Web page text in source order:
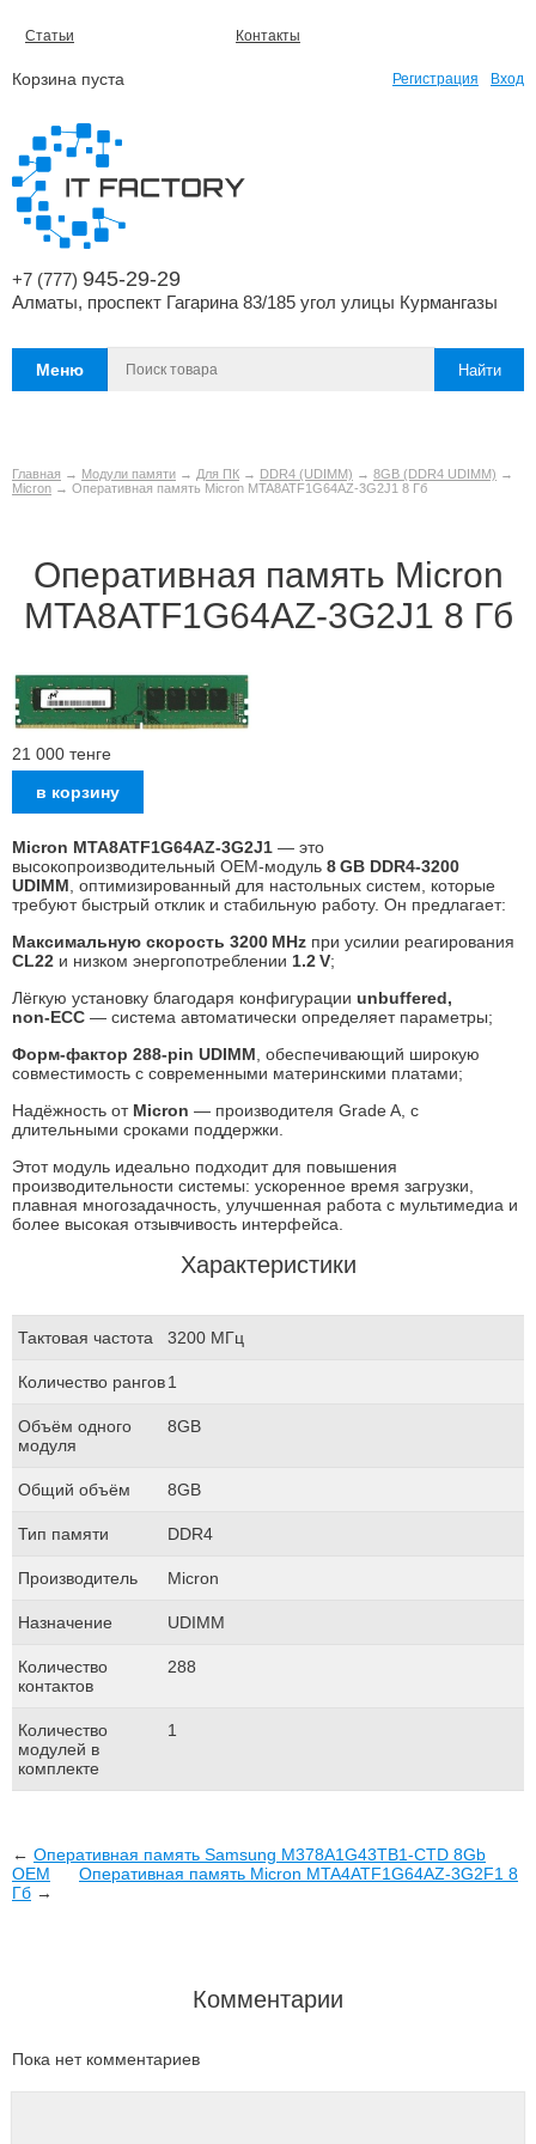
Статьи Контакты
Корзина пуста Регистрация Вход
+7 (777) 945-29-29
Алматы, проспект Гагарина 83/185 угол улицы Курмангазы
Меню
Главная → Модули памяти → Для ПК → DDR4 (UDIMM) → 8GB (DDR4 UDIMM) →
Micron → Оперативная память Micron MTA8ATF1G64AZ-3G2J1 8 Гб
Оперативная память Micron
MTA8ATF1G64AZ-3G2J1 8 Гб
21 000 тенге
Micron MTA8ATF1G64AZ‑3G2J1 — это
высокопроизводительный OEM‑модуль 8 GB DDR4‑3200
UDIMM , оптимизированный для настольных систем, которые
требуют быстрый отклик и стабильную работу. Он предлагает:
Максимальную скорость 3200 MHz при усилии реагирования
CL22 и низком энергопотреблении 1.2 V;
Лёгкую установку благодаря конфигурации unbuffered,
non‑ECC — система автоматически определяет параметры;
Форм‑фактор 288‑pin UDIMM , обеспечивающий широкую
совместимость с современными материнскими платами;
Надёжность от Micron — производителя Grade A, с
длительными сроками поддержки.
Этот модуль идеально подходит для повышения
производительности системы: ускоренное время загрузки,
плавная многозадачность, улучшенная работа с мультимедиа и
более высокая отзывчивость интерфейса.
Характеристики
Тактовая частота 3200 МГц
Количество рангов1
Объём одного
модуля
8GB
Общий объём 8GB
Тип памяти DDR4
Производитель Micron
Назначение UDIMM
Количество
контактов
288
Количество
модулей в
комплекте
1
← Оперативная память Samsung M378A1G43TB1-CTD 8Gb
OEM
Оперативная память Micron MTA4ATF1G64AZ-3G2F1 8
Гб →
Комментарии
Пока нет комментариев